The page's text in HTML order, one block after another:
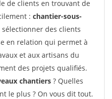
de clients en trouvant de
: chantier-sous-
des clients
en relation qui permet à
et aux artisans du
des projets qualifiés.
chantiers ? Quelles
le plus ? On vous dit tout.